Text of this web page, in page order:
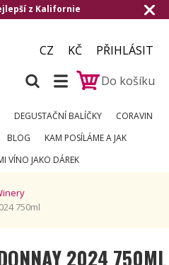
Doručení
CZ KČ
PŘIHLÁSIT
Do košíku
DEGUSTAČNÍ BALÍČKY
CORAVIN
BLOG
KAM POSÍLÁME A JAK
VÍNO JAKO DÁREK
750ml
2024 750ML